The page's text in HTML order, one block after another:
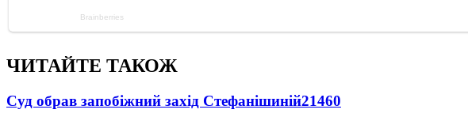
ЧИТАЙТЕ ТАКОЖ
Суд обрав запобіжний захід Стефанішиній21460